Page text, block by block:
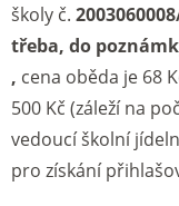
školy č.
třeba, do
, cena oběda je 68
500 Kč (záleží na
vedoucí školní
pro získání